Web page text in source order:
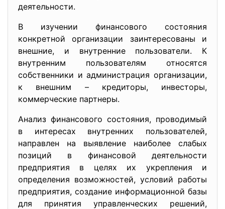
деятельности.
В изучении финансового состояния
конкретной организации заинтересованы и
внешние, и внутренние пользователи. К
внутренним пользователям относятся
собственники и администрация организации,
к внешним – кредиторы, инвесторы,
коммерческие партнеры.
Анализ финансового состояния, проводимый
в интересах внутренних пользователей,
направлен на выявление наиболее слабых
позиций в финансовой деятельности
предприятия в целях их укрепления и
определения возможностей, условий работы
предприятия, создание информационной базы
для принятия управленческих решений,